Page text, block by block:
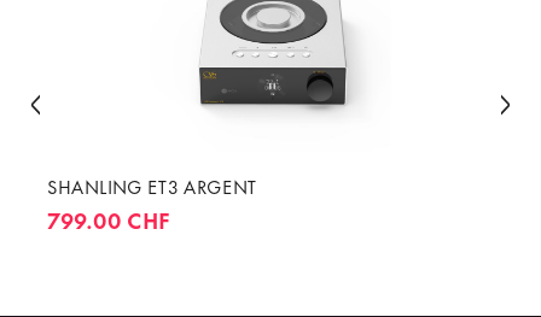
SHANLING ET3 ARGENT
799.00 CHF